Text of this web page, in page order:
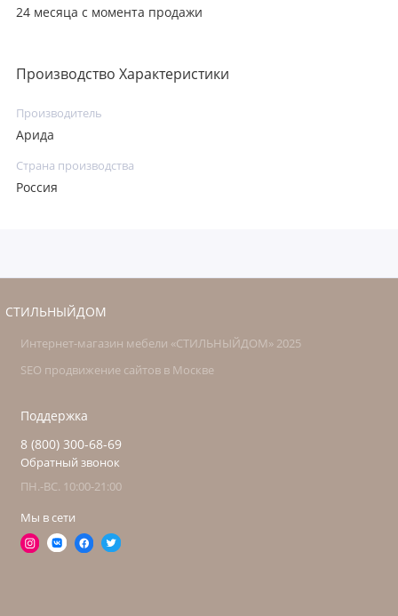
24 месяца с момента продажи
Производство Характеристики
Производитель
Арида
Страна производства
Россия
СТИЛЬНЫЙДОМ
Интернет-магазин мебели «СТИЛЬНЫЙДОМ» 2025
SEO продвижение сайтов в Москве
Поддержка
8 (800) 300-68-69
Обратный звонок
ПН.-ВС. 10:00-21:00
Мы в сети